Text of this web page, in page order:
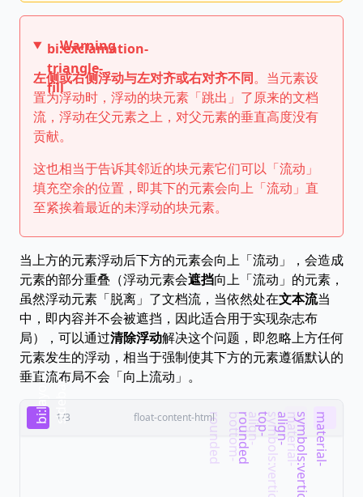
bi:exclamation-
triangle-
fill
Warning
左侧或右侧浮动与左对齐或右对齐不同。当元素设
置为浮动时，浮动的块元素「跳出」了原来的文档
流，浮动在父元素之上，对父元素的垂直高度没有
贡献。
这也相当于告诉其邻近的块元素它们可以「流动」
填充空余的位置，即其下的元素会向上「流动」直
至紧挨着最近的未浮动的块元素。
当上方的元素浮动后下方的元素会向上「流动」，会造成
元素的部分重叠（浮动元素会遮挡向上「流动」的元素，
虽然浮动元素「脱离」了文档流，当依然处在文本流当
中，即内容并不会被遮挡，因此适合用于实现杂志布
局），可以通过清除浮动解决这个问题，即忽略上方任何
元素发生的浮动，相当于强制使其下方的元素遵循默认的
垂直流布局不会「向上流动」。
b
i
:
l
a
y
ou
t
-
s
i
d
e
b
ar
1/3 float-content-html m
a
t
e
r
i
a
l
-
s
y
m
b
o
l
s
:
v
e
r
t
i
c
a
l
-
a
l
i
g
n
-
b
o
t
t
o
m
-
r
o
u
n
d
e
d m
a
t
e
r
i
a
l
-
s
y
m
b
o
l
s
:
v
e
r
t
i
c
a
l
-
a
l
i
g
n
-
t
o
p
-
r
o
u
n
d
e
d